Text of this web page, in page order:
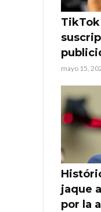
TikTok
mayo 15,
jaque
por la